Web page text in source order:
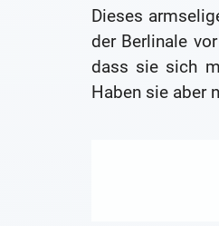
Dieses
der Berlinale
dass sie sich
Haben sie aber